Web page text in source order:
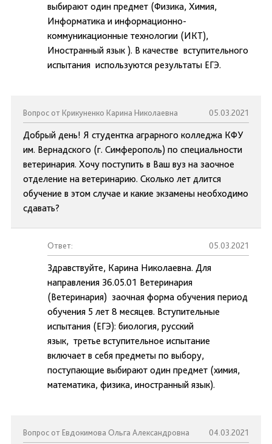
выбирают один предмет (Физика, Химия,
Информатика и информационно-
коммуникационные технологии (ИКТ),
Иностранный язык ). В качестве вступительного
испытания используются результаты ЕГЭ.
Вопрос от Крикуненко Карина Николаевна 05.03.2021
Добрый день! Я студентка аграрного колледжа КФУ
им. Вернадского (г. Симферополь) по специальности
ветеринария. Хочу поступить в Ваш вуз на заочное
отделение на ветеринарию. Сколько лет длится
обучение в этом случае и какие экзамены необходимо
сдавать?
Ответ: 05.03.2021
Здравствуйте, Карина Николаевна. Для
направления 36.05.01 Ветеринария
(Ветеринария) заочная форма обучения период
обучения 5 лет 8 месяцев. Вступительные
испытания (ЕГЭ): биология, русский
язык, третье вступительное испытание
включает в себя предметы по выбору,
поступающие выбирают один предмет (химия,
математика, физика, иностранный язык).
Вопрос от Евдокимова Ольга Александровна 04.03.2021